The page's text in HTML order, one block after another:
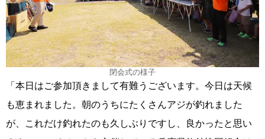
閉会式の様子
「本日はご参加頂きまして有難うございます。今日は天候
も恵まれました。朝のうちにたくさんアジが釣れました
が、これだけ釣れたのも久しぶりですし、良かったと思い